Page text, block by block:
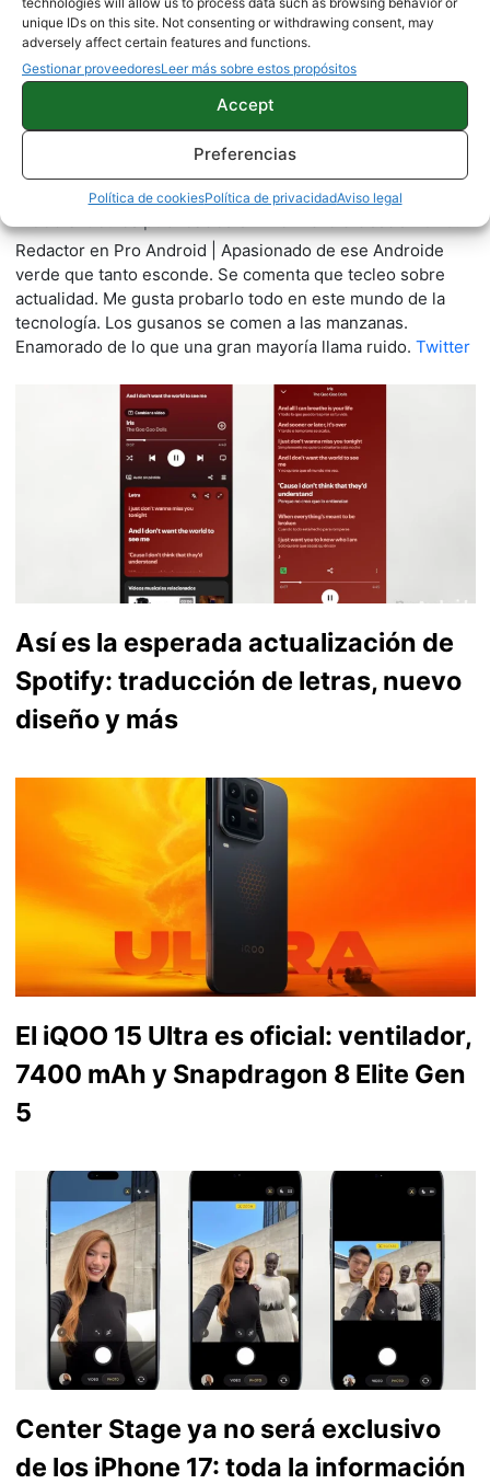
unique IDs on this site. Not consenting or withdrawing consent, may
adversely affect certain features and functions.
Gestionar proveedoresLeer más sobre estos propósitos
Accept
Preferencias
Política de cookiesPolítica de privacidadAviso legal
Quelian Sanz
Redactor en Pro Android | Apasionado de ese Androide
verde que tanto esconde. Se comenta que tecleo sobre
actualidad. Me gusta probarlo todo en este mundo de la
tecnología. Los gusanos se comen a las manzanas.
Enamorado de lo que una gran mayoría llama ruido. Twitter
Así es la esperada actualización de
Spotify: traducción de letras, nuevo
diseño y más
El iQOO 15 Ultra es oficial: ventilador,
7400 mAh y Snapdragon 8 Elite Gen
5
Center Stage ya no será exclusivo
de los iPhone 17: toda la información